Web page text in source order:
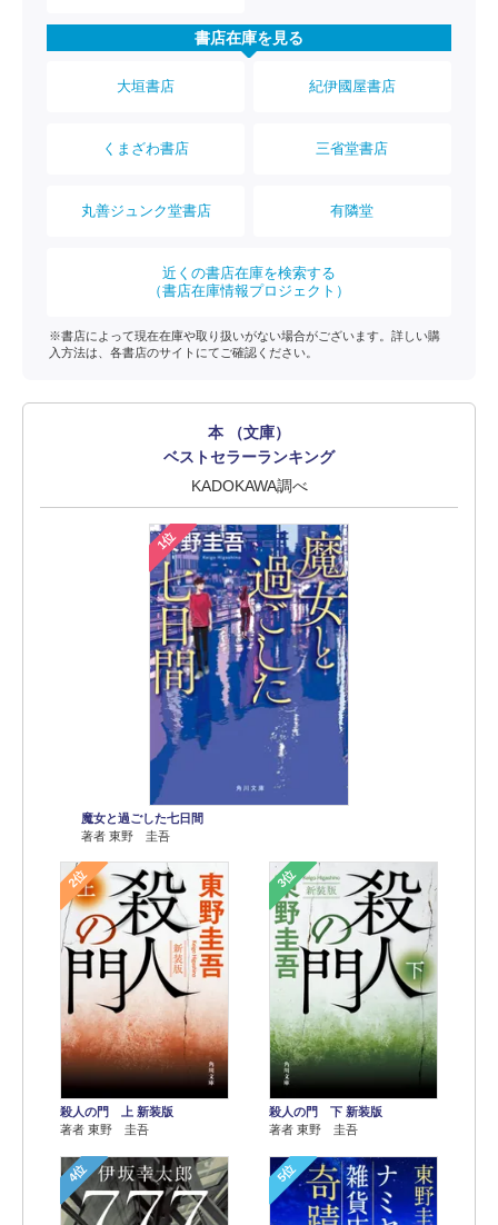
書店在庫を見る
大垣書店 紀伊國屋書店
くまざわ書店 三省堂書店
丸善ジュンク堂書店 有隣堂
近くの書店在庫を検索する
（書店在庫情報プロジェクト）
※書店によって現在在庫や取り扱いがない場合がございます。詳しい購
入方法は、各書店のサイトにてご確認ください。
本 （文庫）
ベストセラーランキング
KADOKAWA調べ
1位
魔女と過ごした七日間
著者 東野 圭吾
2位
殺人の門 上 新装版
著者 東野 圭吾
3位
殺人の門 下 新装版
著者 東野 圭吾
4位 5位